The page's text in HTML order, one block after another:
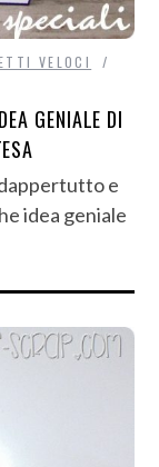
VELOCI
GENIALE DI
e
idea geniale